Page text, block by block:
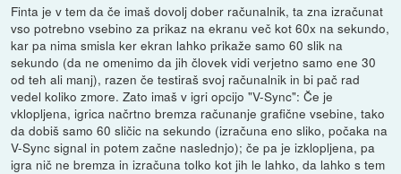
Finta je v tem da če imaš dovolj dober računalnik, ta zna izračunat
vso potrebno vsebino za prikaz na ekranu več kot 60x na sekundo,
kar pa nima smisla ker ekran lahko prikaže samo 60 slik na
sekundo (da ne omenimo da jih človek vidi verjetno samo ene 30
od teh ali manj), razen če testiraš svoj računalnik in bi pač rad
vedel koliko zmore. Zato imaš v igri opcijo "V-Sync": Če je
vklopljena, igrica načrtno bremza računanje grafične vsebine, tako
da dobiš samo 60 sličic na sekundo (izračuna eno sliko, počaka na
V-Sync signal in potem začne naslednjo); če pa je izklopljena, pa
igra nič ne bremza in izračuna tolko kot jih le lahko, da lahko s tem